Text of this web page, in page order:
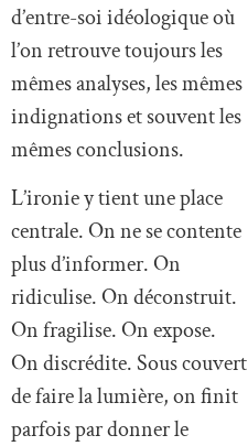
d’entre-soi idéologique où
l’on retrouve toujours les
mêmes analyses, les mêmes
indignations et souvent les
mêmes conclusions.
L’ironie y tient une place
centrale. On ne se contente
plus d’informer. On
ridiculise. On déconstruit.
On fragilise. On expose.
On discrédite. Sous couvert
de faire la lumière, on finit
parfois par donner le